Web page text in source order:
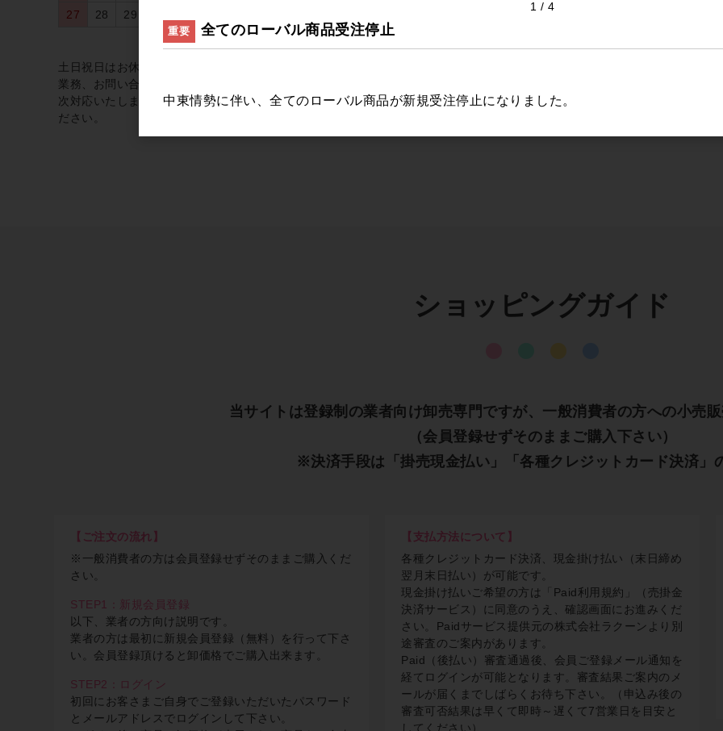
27
28 29
土日祝日はお休みの為、ご注文、発送
業務、お問い合わせは翌営業日より順
次対応いたしますこと、予めご了承く
ださい。
ショッピングガイド
当サイトは登録制の業者向け卸売専門ですが、一般消費者の方への小売販
（会員登録せずそのままご購入下さい）
※決済手段は「掛売現金払い」「各種クレジットカード決済」
【ご注文の流れ】
※一般消費者の方は会員登録せずそのままご購入くだ
さい。
STEP1：新規会員登録
以下、業者の方向け説明です。
業者の方は最初に新規会員登録（無料）を行って下さ
い。会員登録頂けると卸価格でご購入出来ます。
STEP2：ログイン
初回にお客さまご自身でご登録いただいたパスワード
とメールアドレスでログインして下さい。
【支払方法について】
各種クレジットカード決済、現金掛け払い（末日締め
翌月末日払い）が可能です。
現金掛け払いご希望の方は「Paid利用規約」（売掛金
決済サービス）に同意のうえ、確認画面にお進みくだ
さい。Paidサービス提供元の株式会社ラクーンより別
途審査のご案内があります。
Paid（後払い）審査通過後、会員ご登録メール通知を
経てログインが可能となります。審査結果ご案内のメ
ールが届くまでしばらくお待ち下さい。（申込み後の
審査可否結果は早くて即時～遅くて7営業日を目安と
してください）
1
4
重要
全てのローバル商品受注停止
中東情勢に伴い、全てのローバル商品が新規受注停止になりました。